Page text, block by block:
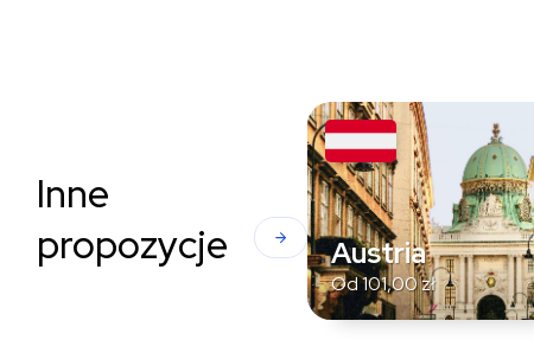
Inne
propozycje
Austria
Od101,00zł